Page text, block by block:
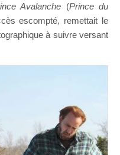
Avalanche (Prince du
escompté, remettait le
à suivre versant